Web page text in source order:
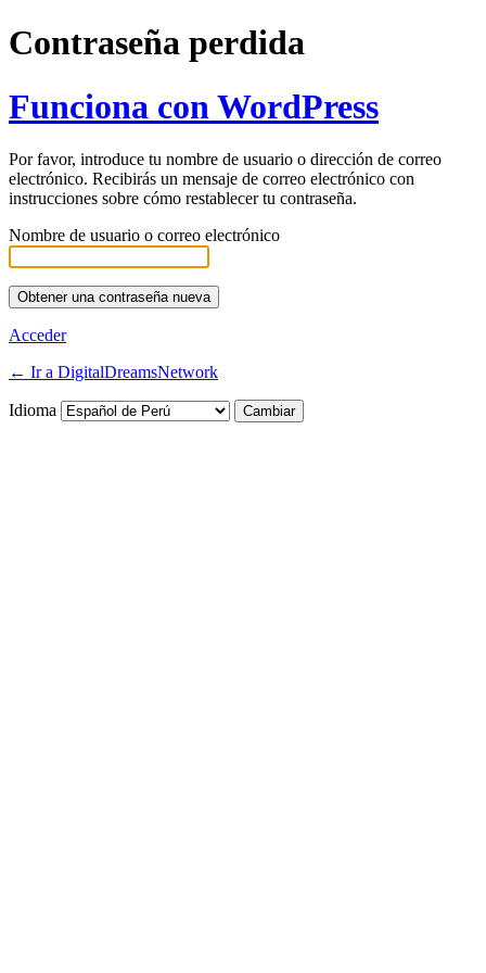
Contraseña perdida
Funciona con WordPress
Por favor, introduce tu nombre de usuario o dirección de correo
electrónico. Recibirás un mensaje de correo electrónico con
instrucciones sobre cómo restablecer tu contraseña.
Nombre de usuario o correo electrónico
Acceder
← Ir a DigitalDreamsNetwork
Idioma